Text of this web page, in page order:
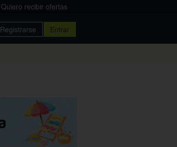
Quiero recibir ofertas
Registrarse Entrar